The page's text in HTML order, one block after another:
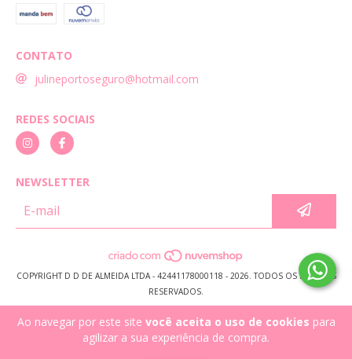
Ao navegar por este site você aceita o uso de cookies para
agilizar a sua experiência de compra.
CONTATO
julineportoseguro@hotmail.com
REDES SOCIAIS
NEWSLETTER
COPYRIGHT D D DE ALMEIDA LTDA - 42441178000118 - 2026. TODOS OS DIREITOS
RESERVADOS.